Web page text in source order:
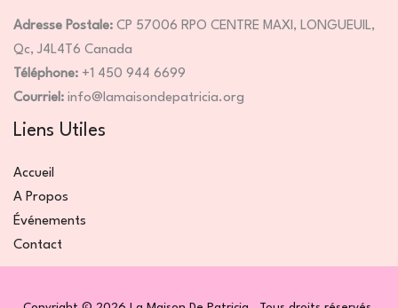
Adresse Postale: CP 57006 RPO CENTRE MAXI, LONGUEUIL,
Qc, J4L4T6 Canada
Téléphone: +1 450 944 6699
Courriel: info@lamaisondepatricia.org
Liens Utiles
Accueil
A Propos
Événements
Contact